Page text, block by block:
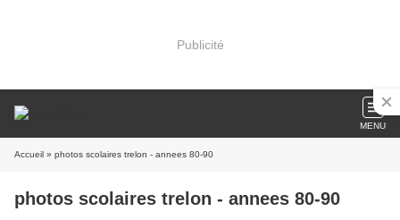
Publicité
MENU
Accueil » photos scolaires trelon - annees 80-90
photos scolaires trelon - annees 80-90